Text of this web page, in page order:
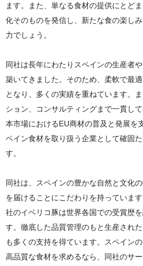
ます。また、単なる食材の提供にとど
化そのものを発信し、新たな食の楽し
力でしょう。
同社は長年にわたりスペインの生産者
築いてきました。そのため、柔軟で最
となり、多くの実績を重ねています。
ション、コンサルティングまで一貫し
本市場におけるEU商材の普及と発展を
ペイン食材を取り扱う企業として確固
す。
同社は、スペインの豊かな自然と文化
を届けることにこだわりを持っていま
社のイベリコ豚は世界各国での受賞歴
す。徹底した品質管理のもと生産され
も多くの支持を得ています。スペイン
高品質な食材を求めるなら、同社のサ